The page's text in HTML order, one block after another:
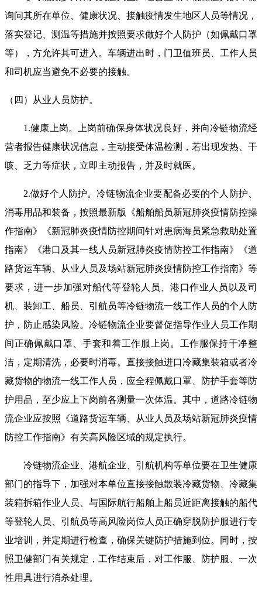
询问其所在单位、健康状况、接触疫情发生地区人员等情况，
落实登记、测温等措施并按照要求做好个人防护（如佩戴口罩
等），方允许其可进入。车辆进出时，门卫值班员、工作人员
和司机应当避免不必要的接触。
（四）从业人员防护。
1.健康上岗。上岗前确保身体状况良好，并向冷链物流经
营者报告健康状况信息，主动接受体温检测，若出现发热、干
咳、乏力等症状，立即主动报告，并及时就医。
2.做好个人防护。冷链物流企业要配备必要的个人防护、
消毒用品和装备，按照最新版《船舶船员新冠肺炎疫情防控操
作指南》《新冠肺炎疫情防控期间针对患病海员紧急救助处置
指南》《港口及其一线人员新冠肺炎疫情防控工作指南》《道
路货运车辆、从业人员及场站新冠肺炎疫情防控工作指南》等
要求，进一步加强对船代等登轮人员、港口作业人员以及司
机、装卸工、船员、引航员等冷链物流一线工作人员的个人防
护，防止感染风险。冷链物流企业要督促指导作业人员工作期
间正确佩戴口罩、手套和着工作服上岗。工作服保持干净整
洁，定期清洗，必要时消毒。直接接触进口冷藏集装箱或者冷
藏货物的物流一线工作人员，应全程佩戴口罩、防护手套等防
护用品，至少应上下岗前各测量一次体温。其中，道路冷链物
流企业应按照《道路货运车辆、从业人员及场站新冠肺炎疫情
防控工作指南》有关高风险区域的规定执行。
冷链物流企业、港航企业、引航机构等单位要在卫生健康
部门的指导下，加强对本单位直接接触散装冷藏货物、冷藏集
装箱拆箱作业人员、与国际航行船舶上船员近距离接触的船代
等登轮人员、引航员等高风险岗位人员正确穿脱防护服进行专
业培训，并定期进行检查，确保关键防护措施到位。同时，按
照卫健部门有关规定，工作结束后，对工作服、防护服、一次
性用具进行消杀处理。